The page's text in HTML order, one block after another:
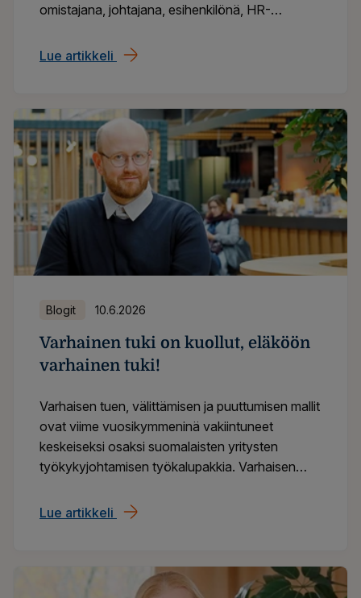
omistajana, johtajana, esihenkilönä, HR-
kovana substanssiosaajana. Miten yrittäjän
Lue artikkeli Yrittäjän oma työkyky on koko
Blogit 10.6.2026
Varhainen tuki on kuollut, eläköön
varhainen tuki!
Varhaisen tuen, välittämisen ja puuttumisen mallit
ovat viime vuosikymmeninä vakiintuneet
keskeiseksi osaksi suomalaisten yritysten
työkykyjohtamisen työkalupakkia. Varhaisen
kuinka vähän niitä on tutkittu. Juuri julkaistu
laajalta joukolta esihenkilöitä, mitä he ajattelevat
varhaisen tuen mallien soveltamisesta
Lue artikkeli Varhainen tuki on kuollut, eläköön